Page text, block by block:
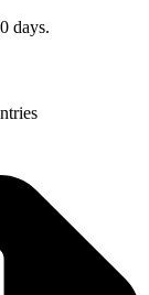
days.